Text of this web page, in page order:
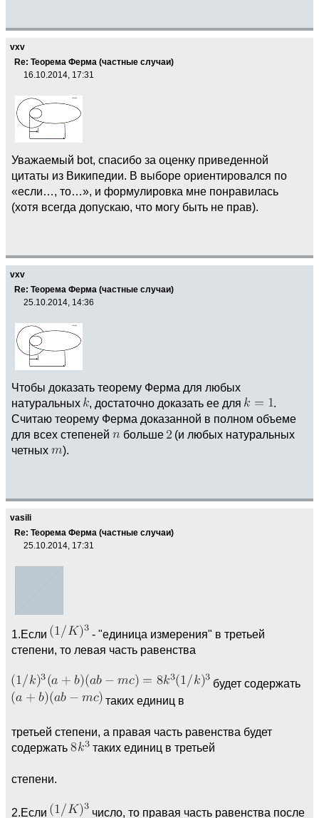
vxv
Re: Теорема Ферма (частные случаи)
16.10.2014, 17:31
Уважаемый bot, спасибо за оценку приведенной
цитаты из Википедии. В выборе ориентировался по
«если…, то…», и формулировка мне понравилась
(хотя всегда допускаю, что могу быть не прав).
vxv
Re: Теорема Ферма (частные случаи)
25.10.2014, 14:36
Чтобы доказать теорему Ферма для любых
натуральных
, достаточно доказать ее для
.
Считаю теорему Ферма доказанной в полном объеме
для всех степеней
больше
(и любых натуральных
четных
).
vasili
Re: Теорема Ферма (частные случаи)
25.10.2014, 17:31
1.Если
- "единица измерения" в третьей
степени, то левая часть равенства
будет содержать
таких единиц в
третьей степени, а правая часть равенства будет
содержать
таких единиц в третьей
степени.
2.Если число, то правая часть равенства после